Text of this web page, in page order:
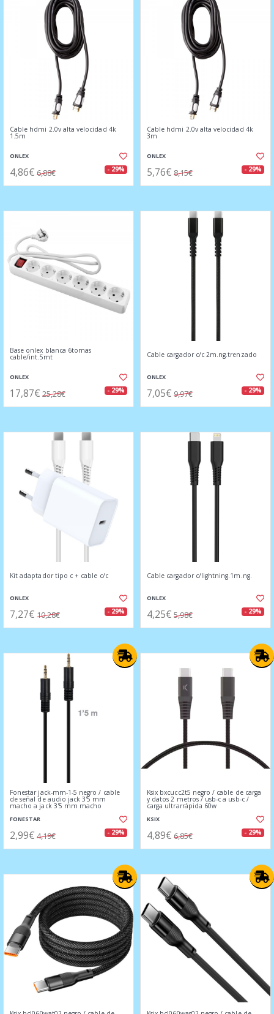
Cable hdmi 2.0v alta velocidad 4k
1.5m
ONLEX
4,86€ 6,88€ - 29%
Cable hdmi 2.0v alta velocidad 4k
3m
ONLEX
5,76€ 8,15€ - 29%
Base onlex blanca 6tomas
cable/int.5mt
ONLEX
17,87€ 25,28€ - 29%
Cable cargador c/c 2m.ng.trenzado
ONLEX
7,05€ 9,97€ - 29%
Kit adaptador tipo c + cable c/c
ONLEX
7,27€ 10,28€ - 29%
Cable cargador c/lightning.1m.ng.
ONLEX
4,25€ 5,98€ - 29%
Fonestar jack-mm-1-5 negro / cable
de señal de audio jack 3'5 mm
macho a jack 3'5 mm macho
FONESTAR
2,99€ 4,19€ - 29%
Ksix bxcucc2t5 negro / cable de carga
y datos 2 metros / usb-c a usb-c /
carga ultrarrápida 60w
KSIX
4,89€ 6,85€ - 29%